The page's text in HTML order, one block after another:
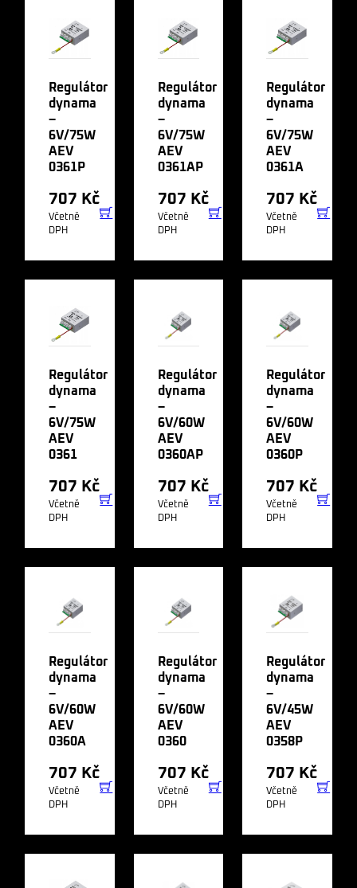
Regulátor
dynama
–
6V/75W
AEV
0361P
707 Kč
Včetně
DPH
Regulátor
dynama
–
6V/75W
AEV
0361AP
707 Kč
Včetně
DPH
Regulátor
dynama
–
6V/75W
AEV
0361A
707 Kč
Včetně
DPH
Regulátor
dynama
–
6V/75W
AEV
0361
707 Kč
Včetně
DPH
Regulátor
dynama
–
6V/60W
AEV
0360AP
707 Kč
Včetně
DPH
Regulátor
dynama
–
6V/60W
AEV
0360P
707 Kč
Včetně
DPH
Regulátor
dynama
–
6V/60W
AEV
0360A
707 Kč
Včetně
DPH
Regulátor
dynama
–
6V/60W
AEV
0360
707 Kč
Včetně
DPH
Regulátor
dynama
–
6V/45W
AEV
0358P
707 Kč
Včetně
DPH